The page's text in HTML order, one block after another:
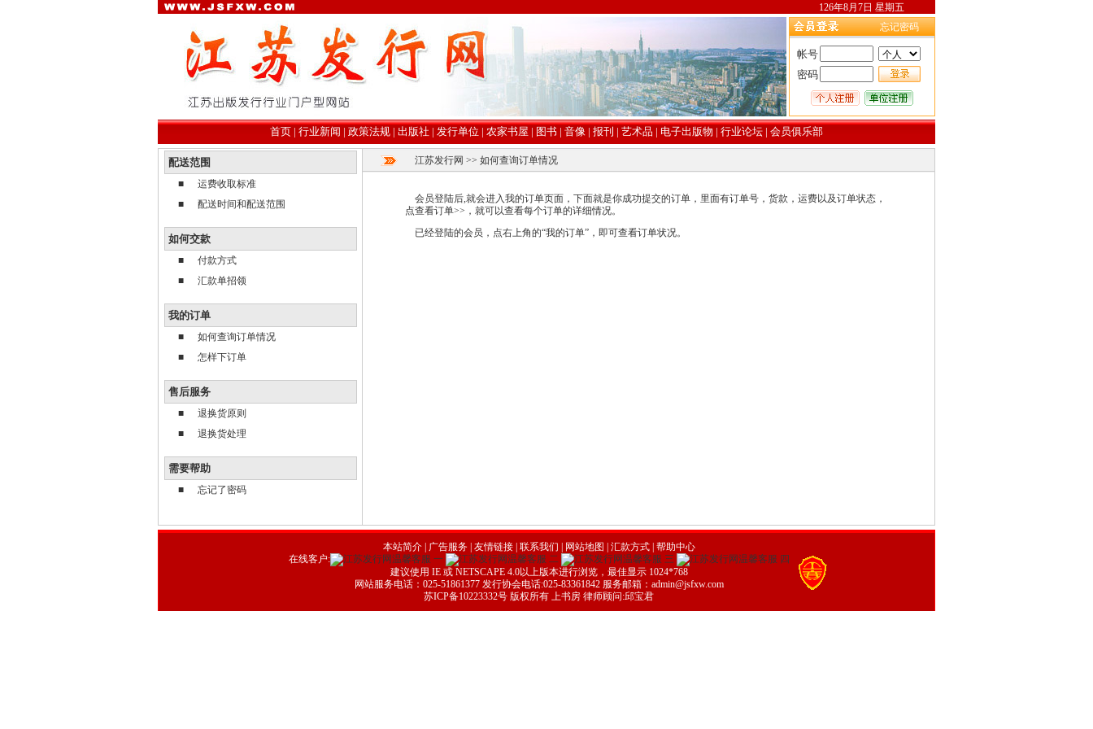
126年8月7日 星期五
忘记密码
帐号
密码
首页 | 行业新闻 | 政策法规 | 出版社 | 发行单位 | 农家书屋 | 图书 | 音像 | 报刊 | 艺术品 | 电子出版物 | 行业论坛 | 会员俱乐部
配送范围
■
运费收取标准
■
配送时间和配送范围
如何交款
■
付款方式
■
汇款单招领
我的订单
■
如何查询订单情况
■
怎样下订单
售后服务
■
退换货原则
■
退换货处理
需要帮助
■ 忘记了密码
江苏发行网 >> 如何查询订单情况
会员登陆后,就会进入我的订单页面，下面就是你成功提交的订单，里面有订单号，货款，运费以及订单状态，
点查看订单>> ，就可以查看每个订单的详细情况。
已经登陆的会员，点右上角的“我的订单”，即可查看订单状况。
本站简介 | 广告服务 | 友情链接 | 联系我们 | 网站地图 | 汇款方式| 帮助中心
在线客户:
建议使用 IE 或 NETSCAPE 4.0以上版本进行浏览，最佳显示 1024*768
网站服务电话：025-51861377 发行协会电话:025-83361842 服务邮箱：admin@jsfxw.com
苏ICP备10223332号 版权所有 上书房 律师顾问:邱宝君